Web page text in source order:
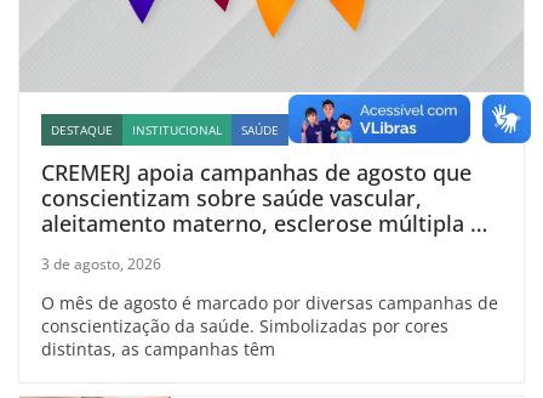
DESTAQUE INSTITUCIONAL SAÚDE
CREMERJ apoia campanhas de agosto que
conscientizam sobre saúde vascular,
aleitamento materno, esclerose múltipla e
3 de agosto, 2026
O mês de agosto é marcado por diversas campanhas de
conscientização da saúde. Simbolizadas por cores
distintas, as campanhas têm